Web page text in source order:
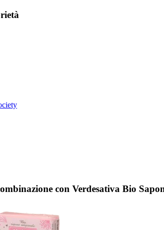
con Verdesativa Bio